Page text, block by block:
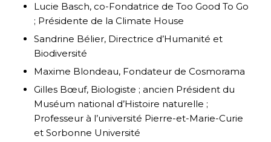
Lucie Basch, co-Fondatrice de Too Good To Go
; Présidente de la Climate House
Sandrine Bélier, Directrice d’Humanité et
Biodiversité
Maxime Blondeau, Fondateur de Cosmorama
Gilles Bœuf, Biologiste ; ancien Président du
Muséum national d’Histoire naturelle ;
Professeur à l’université Pierre-et-Marie-Curie
et Sorbonne Université